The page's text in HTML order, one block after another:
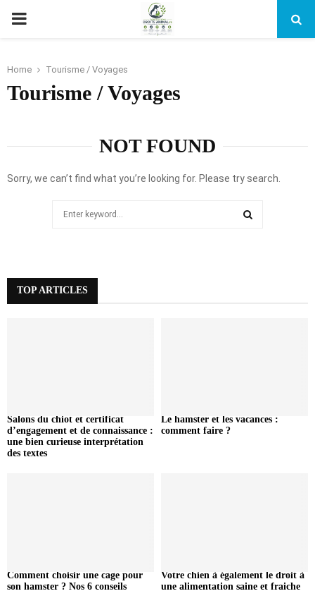
PRIMARY
Home Tourisme / Voyages
Tourisme / Voyages
NOT FOUND
Sorry, we can’t find what you’re looking for. Please try search.
TOP ARTICLES
Salons du chiot et certificat
d’engagement et de connaissance :
une bien curieuse interprétation
des textes
Le hamster et les vacances :
comment faire ?
Comment choisir une cage pour
son hamster ? Nos 6 conseils
Votre chien à également le droit à
une alimentation saine et fraiche